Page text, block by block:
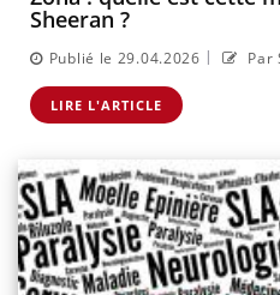
Sheeran ?
Publié le 29.04.2026 | Par
LIRE L'ARTICLE